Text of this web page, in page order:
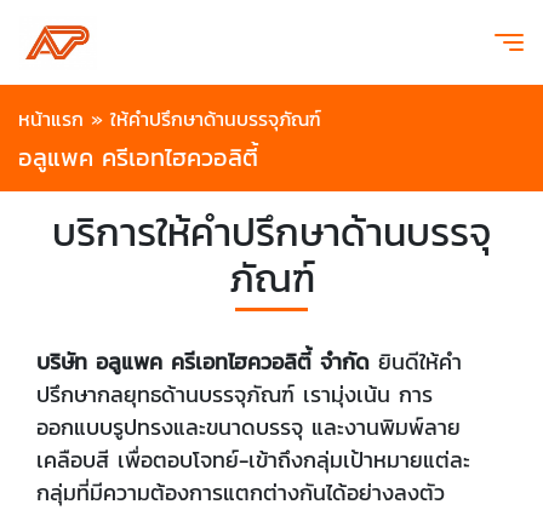
หน้าแรก »ให้คำปรึกษาด้านบรรจุภัณฑ์
อลูแพค ครีเอทไฮควอลิตี้
บริการให้คำปรึกษาด้านบรรจุ
ภัณฑ์
บริษัท อลูแพค ครีเอทไฮควอลิตี้ จำกัด ยินดีให้คำ
ปรึกษากลยุทธด้านบรรจุภัณฑ์ เรามุ่งเน้น การ
ออกแบบรูปทรงและขนาดบรรจุ และงานพิมพ์ลาย
เคลือบสี เพื่อตอบโจทย์-เข้าถึงกลุ่มเป้าหมายแต่ละ
กลุ่มที่มีความต้องการแตกต่างกันได้อย่างลงตัว